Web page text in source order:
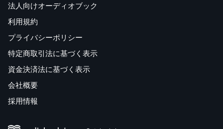
法人向けオーディオブック
利用規約
プライバシーポリシー
特定商取引法に基づく表示
資金決済法に基づく表示
会社概要
採用情報